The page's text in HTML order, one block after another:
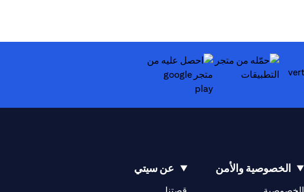
الخصوصية والأمن عن سيتي